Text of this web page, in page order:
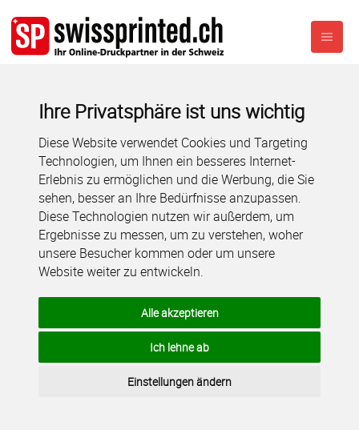
Ihre Privatsphäre ist uns wichtig
Diese Website verwendet Cookies und Targeting
Technologien, um Ihnen ein besseres Internet-
Erlebnis zu ermöglichen und die Werbung, die Sie
sehen, besser an Ihre Bedürfnisse anzupassen.
Diese Technologien nutzen wir außerdem, um
Ergebnisse zu messen, um zu verstehen, woher
unsere Besucher kommen oder um unsere
Website weiter zu entwickeln.
Alle akzeptieren
Ich lehne ab
Einstellungen ändern